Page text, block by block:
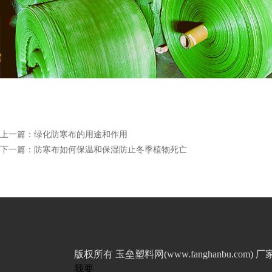
上一篇： 绿化防寒布的用途和作用
下一篇： 防寒布如何保温和保湿防止冬季植物死亡
版权所有 玉垒塑料网(www.fanghanbu.com)
我要